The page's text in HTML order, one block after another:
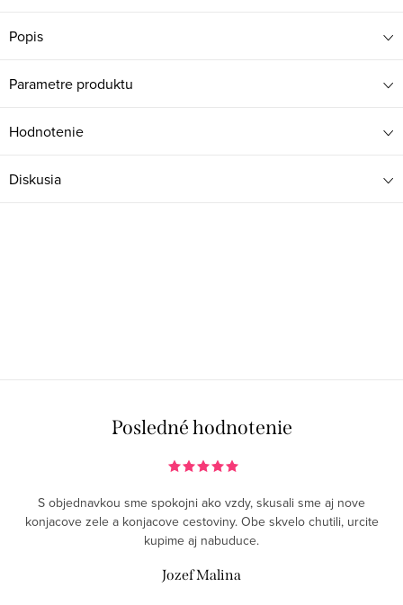
Popis
Parametre produktu
Hodnotenie
Diskusia
Posledné hodnotenie
S objednavkou sme spokojni ako vzdy, skusali sme aj nove
konjacove zele a konjacove cestoviny. Obe skvelo chutili, urcite
kupime aj nabuduce.
Jozef Malina